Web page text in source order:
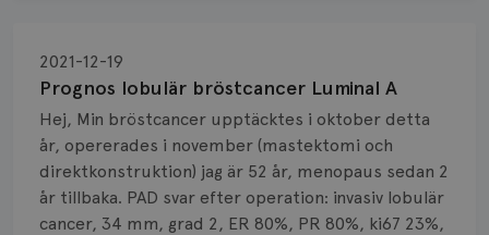
Prognos lobulär bröstcancer Luminal A
2021-12-19
Hej, Min bröstcancer upptäcktes i oktober detta
år, opererades i november (mastektomi och
direktkonstruktion) jag är 52 år, menopaus sedan 2
år tillbaka. PAD svar efter operation: invasiv lobulär
cancer, 34 mm, grad 2, ER 80%, PR 80%, ki67 23%,
Biopsi
Biverkningar
Bröstvårta
Knöl